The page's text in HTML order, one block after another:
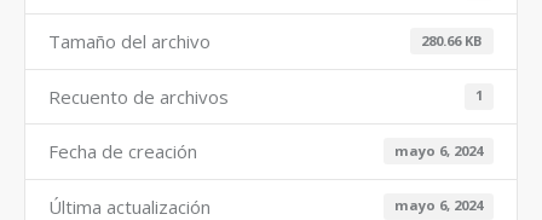
Tamaño del archivo 280.66 KB
Recuento de archivos 1
Fecha de creación mayo 6, 2024
Última actualización mayo 6, 2024